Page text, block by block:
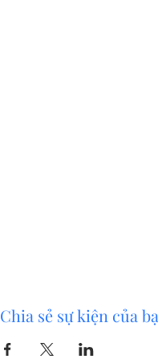
Chia sẻ sự kiện của